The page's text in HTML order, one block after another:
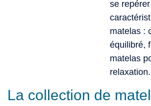
se
matelas :
équilibré,
matelas
relaxation.
La collection de